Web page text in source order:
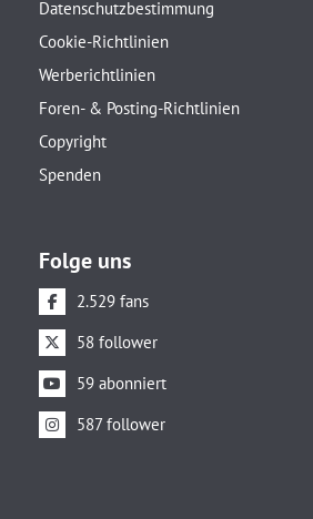
Datenschutzbestimmung
Cookie-Richtlinien
Werberichtlinien
Foren- & Posting-Richtlinien
Copyright
Spenden
Folge uns
2.529 fans
58 follower
59 abonniert
587 follower